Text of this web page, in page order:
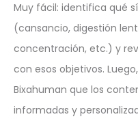
Muy fácil: identifica qué
(cansancio, digestión
concentración, etc.) y
con esos objetivos.
Bixahuman que los
informadas y